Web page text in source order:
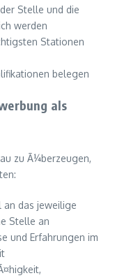
Stelle und die
werden
Stationen
belegen
als
zu Ã¼berzeugen,
an das jeweilige
Stelle an
und Erfahrungen im